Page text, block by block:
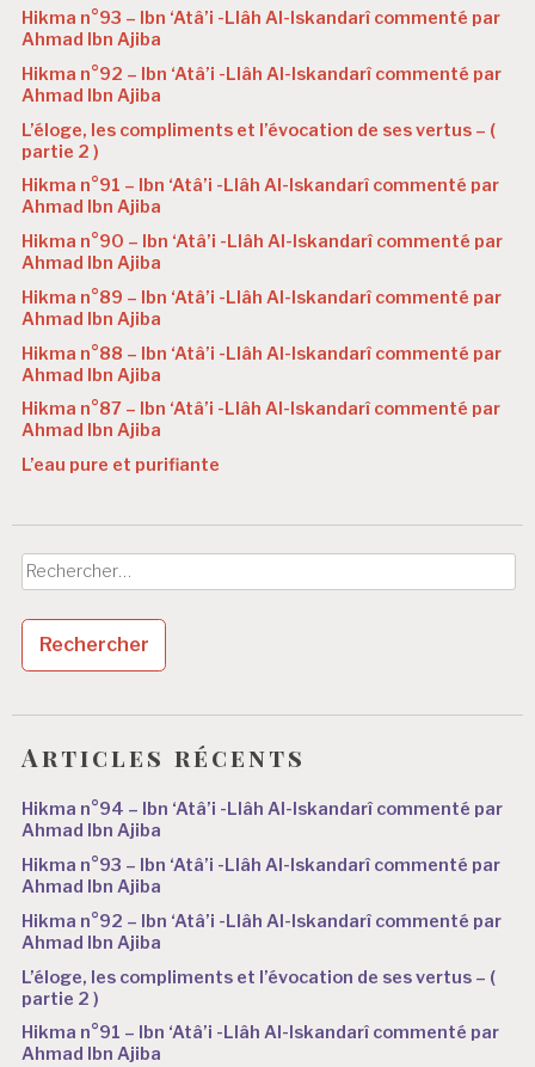
Hikma n°93 – Ibn ‘Atâ’i -Llâh Al-Iskandarî commenté par
Ahmad Ibn Ajiba
Hikma n°92 – Ibn ‘Atâ’i -Llâh Al-Iskandarî commenté par
Ahmad Ibn Ajiba
L’éloge, les compliments et l’évocation de ses vertus – (
partie 2 )
Hikma n°91 – Ibn ‘Atâ’i -Llâh Al-Iskandarî commenté par
Ahmad Ibn Ajiba
Hikma n°90 – Ibn ‘Atâ’i -Llâh Al-Iskandarî commenté par
Ahmad Ibn Ajiba
Hikma n°89 – Ibn ‘Atâ’i -Llâh Al-Iskandarî commenté par
Ahmad Ibn Ajiba
Hikma n°88 – Ibn ‘Atâ’i -Llâh Al-Iskandarî commenté par
Ahmad Ibn Ajiba
Hikma n°87 – Ibn ‘Atâ’i -Llâh Al-Iskandarî commenté par
Ahmad Ibn Ajiba
L’eau pure et purifiante
Rechercher :
Articles récents
Hikma n°94 – Ibn ‘Atâ’i -Llâh Al-Iskandarî commenté par
Ahmad Ibn Ajiba
Hikma n°93 – Ibn ‘Atâ’i -Llâh Al-Iskandarî commenté par
Ahmad Ibn Ajiba
Hikma n°92 – Ibn ‘Atâ’i -Llâh Al-Iskandarî commenté par
Ahmad Ibn Ajiba
L’éloge, les compliments et l’évocation de ses vertus – (
partie 2 )
Hikma n°91 – Ibn ‘Atâ’i -Llâh Al-Iskandarî commenté par
Ahmad Ibn Ajiba